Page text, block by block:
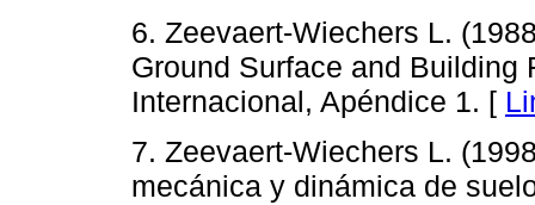
6. Zeevaert-Wiechers L.
Ground Surface and Building
Internacional, Apéndice 1. [
7. Zeevaert-Wiechers L.
mecánica y dinámica de